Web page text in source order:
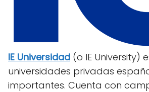
IE Universidad (o IE University)
universidades privadas
importantes. Cuenta con